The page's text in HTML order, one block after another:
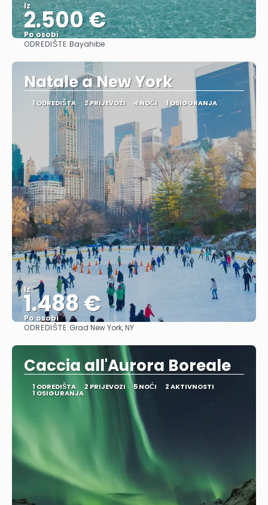
Iz
2.500 €
Po osobi
ODREDIŠTE:Bayahibe
Natale a New York
1 ODREDIŠTA 2 PRIJEVOZI 4 NOĆI 1 OSIGURANJA
Iz
1.488 €
Po osobi
Vidjeti
ODREDIŠTE:Grad New York, NY
Caccia all'Aurora Boreale
1 ODREDIŠTA 2 PRIJEVOZI 5 NOĆI 2 AKTIVNOSTI
1 OSIGURANJA